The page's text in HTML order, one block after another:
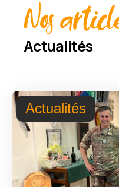
Nos
Actualités
Actualités